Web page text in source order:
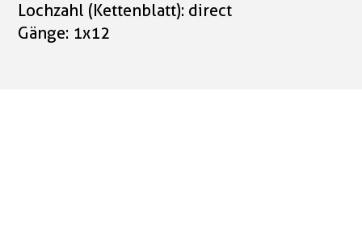
Lochzahl (Kettenblatt): direct
Gänge: 1x12